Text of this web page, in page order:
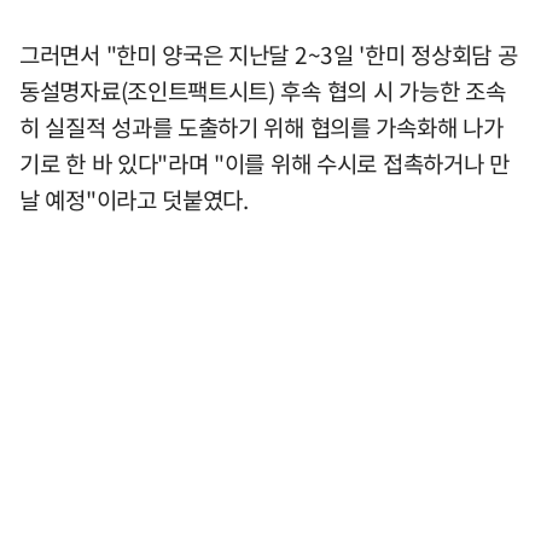
그러면서 "한미 양국은 지난달 2~3일 '한미 정상회담 공
동설명자료(조인트팩트시트) 후속 협의 시 가능한 조속
히 실질적 성과를 도출하기 위해 협의를 가속화해 나가
기로 한 바 있다"라며 "이를 위해 수시로 접촉하거나 만
날 예정"이라고 덧붙였다.